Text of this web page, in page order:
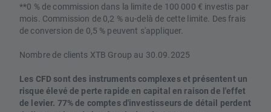
**0 % de commission dans la limite de 100 000 € investis par
mois. Commission de 0,2 % au-delà de cette limite. Des frais
de conversion de 0,5 % peuvent s'appliquer.
Nombre de clients XTB Group au 30.09.2025
Les CFD sont des instruments complexes et présentent un
risque élevé de perte rapide en capital en raison de l'effet
de levier. 77% de comptes d'investisseurs de détail perdent